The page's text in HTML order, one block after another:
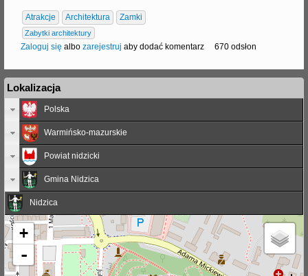
Atrakcje Architektura Zamki
Zabytki architektury
Zaloguj się albo zarejestruj aby dodać komentarz 670 odsłon
Lokalizacja
Polska
Warmińsko-mazurskie
Powiat nidzicki
Gmina Nidzica
Nidzica
+
-